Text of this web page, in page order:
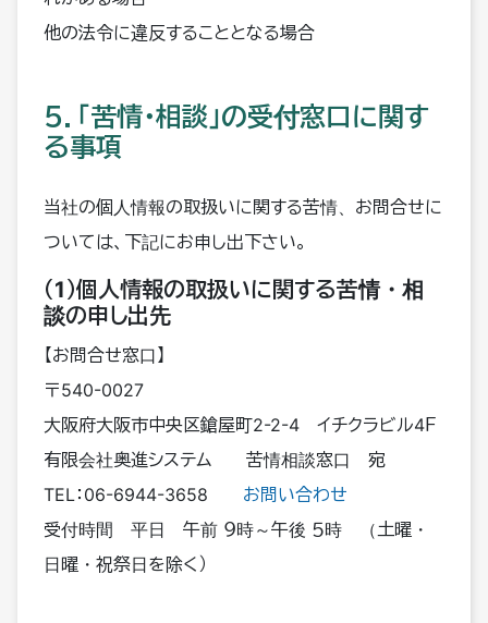
他の法令に違反することとなる場合
５．「苦情・相談」の受付窓口に関す
る事項
当社の個人情報の取扱いに関する苦情、お問合せに
ついては、下記にお申し出下さい。
（1）個人情報の取扱いに関する苦情・相
談の申し出先
【お問合せ窓口】
〒540-0027
大阪府大阪市中央区鎗屋町2-2-4 イチクラビル4Ｆ
有限会社奥進システム 苦情相談窓口 宛
TEL：06-6944-3658 お問い合わせ
受付時間 平日 午前 ９時～午後 ５時 （土曜・
日曜・祝祭日を除く）